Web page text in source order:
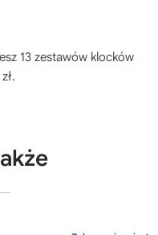
13 zestawów klocków